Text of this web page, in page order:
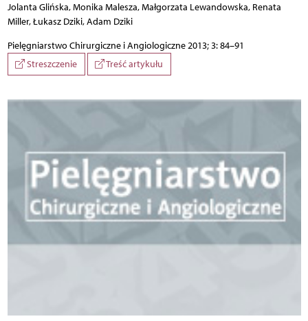
Jolanta Glińska, Monika Malesza, Małgorzata Lewandowska, Renata
Miller, Łukasz Dziki, Adam Dziki
Pielęgniarstwo Chirurgiczne i Angiologiczne 2013; 3: 84–91
Streszczenie
Treść artykułu